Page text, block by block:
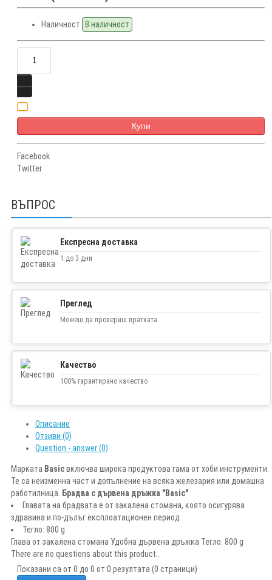
Наличност В наличност
Купи
Facebook
Twitter
ВЪПРОС
Експресна доставка
1 до 3 дни
Преглед
Можеш да провериш пратката
Качество
100% гарантирано качество
Описание
Отзиви (0)
Question - answer (0)
Марката Basicвключва широка продуктова гама от хоби инструменти.
Те са неизменна част и допълнение на всяка железария или домашна
работилница. Брадва с дървена дръжка "Basic"
Главата на брадвата е от закалена стомана, която осигурява
здравина и по-дълъг експлоатационен период
Тегло: 800 g
Глава от закалена стомана Удобна дървена дръжка Тегло: 800 g
There are no questions about this product..
Показани са от 0 до 0 от 0 резултата (0 страници)